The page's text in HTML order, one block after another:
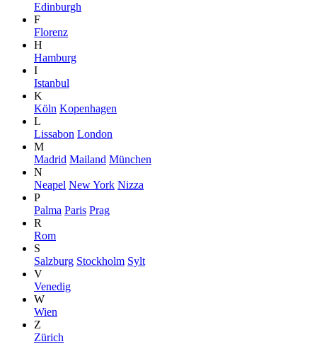
Edinburgh
F
Florenz
H
Hamburg
I
Istanbul
K
Köln Kopenhagen
L
Lissabon London
M
Madrid Mailand München
N
Neapel New York Nizza
P
Palma Paris Prag
R
Rom
S
Salzburg Stockholm Sylt
V
Venedig
W
Wien
Z
Zürich